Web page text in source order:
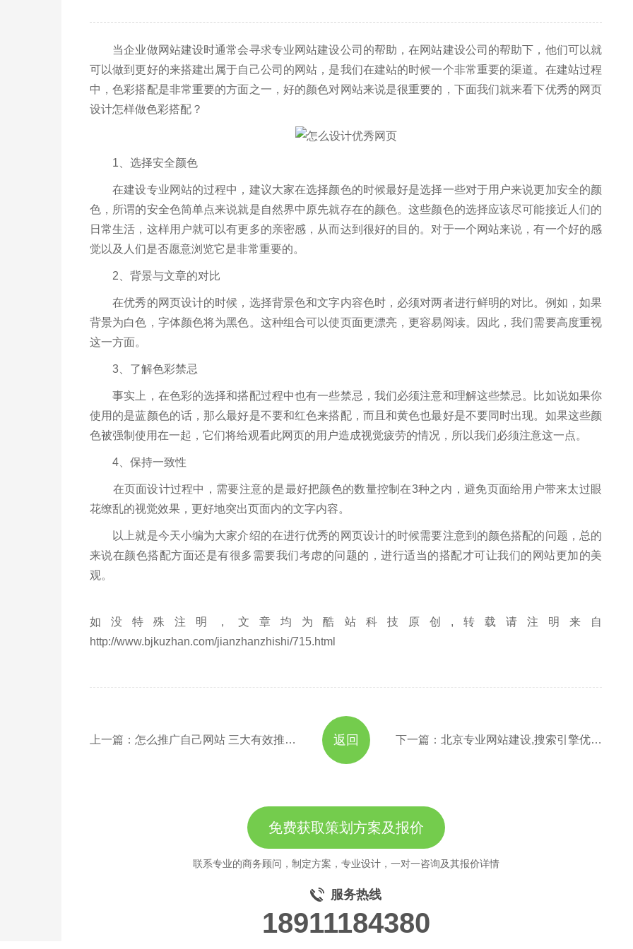
当企业做网站建设时通常会寻求专业网站建设公司的帮助，在网站建设公司的帮助下，他们可以就
可以做到更好的来搭建出属于自己公司的网站，是我们在建站的时候一个非常重要的渠道。在建站过程
中，色彩搭配是非常重要的方面之一，好的颜色对网站来说是很重要的，下面我们就来看下优秀的网页
设计怎样做色彩搭配？
1、选择安全颜色
在建设专业网站的过程中，建议大家在选择颜色的时候最好是选择一些对于用户来说更加安全的颜
色，所谓的安全色简单点来说就是自然界中原先就存在的颜色。这些颜色的选择应该尽可能接近人们的
日常生活，这样用户就可以有更多的亲密感，从而达到很好的目的。对于一个网站来说，有一个好的感
觉以及人们是否愿意浏览它是非常重要的。
2、背景与文章的对比
在优秀的网页设计的时候，选择背景色和文字内容色时，必须对两者进行鲜明的对比。例如，如果
背景为白色，字体颜色将为黑色。这种组合可以使页面更漂亮，更容易阅读。因此，我们需要高度重视
这一方面。
3、了解色彩禁忌
事实上，在色彩的选择和搭配过程中也有一些禁忌，我们必须注意和理解这些禁忌。比如说如果你
使用的是蓝颜色的话，那么最好是不要和红色来搭配，而且和黄色也最好是不要同时出现。如果这些颜
色被强制使用在一起，它们将给观看此网页的用户造成视觉疲劳的情况，所以我们必须注意这一点。
4、保持一致性
在页面设计过程中，需要注意的是最好把颜色的数量控制在3种之内，避免页面给用户带来太过眼
花缭乱的视觉效果，更好地突出页面内的文字内容。
以上就是今天小编为大家介绍的在进行优秀的网页设计的时候需要注意到的颜色搭配的问题，总的
来说在颜色搭配方面还是有很多需要我们考虑的问题的，进行适当的搭配才可让我们的网站更加的美
观。
如没特殊注明，文章均为酷站科技原创,转载请注明来自
http://www.bjkuzhan.com/jianzhanzhishi/715.html
上一篇：怎么推广自己网站 三大有效推广方法分享 下一篇：北京专业网站建设,搜索引擎优化和APP外包开发公司
返回
免费获取策划方案及报价
联系专业的商务顾问，制定方案，专业设计，一对一咨询及其报价详情
服务热线
18911184380